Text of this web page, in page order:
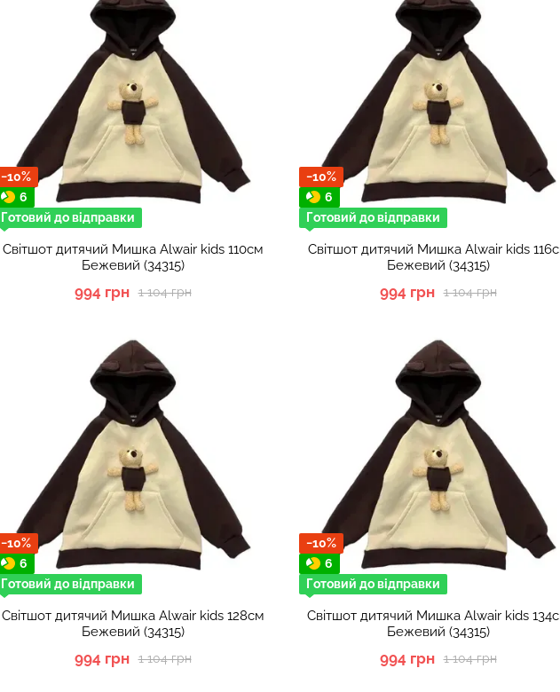
−10%
6
Готовий до відправки
Світшот дитячий Мишка Alwair kids 110см
Бежевий (34315)
1 104 грн
994 грн
−10%
6
Готовий до відправки
Світшот дитячий Мишка Alwair kids
Бежевий (34315)
1 104 грн
994 грн
−10%
6
Готовий до відправки
Світшот дитячий Мишка Alwair kids 128см
Бежевий (34315)
1 104 грн
994 грн
−10%
6
Готовий до відправки
Світшот дитячий Мишка Alwair kids
Бежевий (34315)
1 104 грн
994 грн